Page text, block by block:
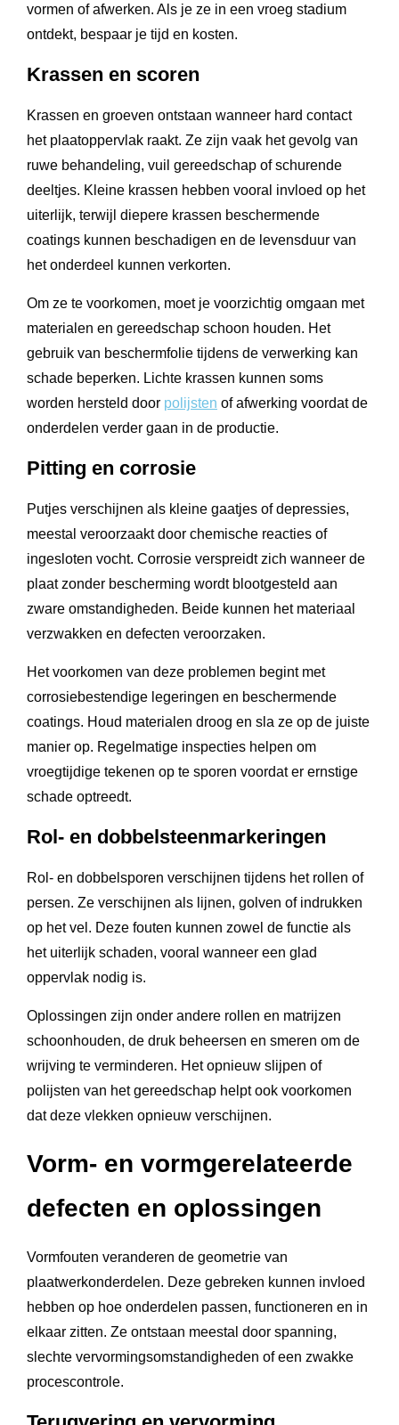
vormen of afwerken. Als je ze in een vroeg stadium
ontdekt, bespaar je tijd en kosten.
Krassen en scoren
Krassen en groeven ontstaan wanneer hard contact
het plaatoppervlak raakt. Ze zijn vaak het gevolg van
ruwe behandeling, vuil gereedschap of schurende
deeltjes. Kleine krassen hebben vooral invloed op het
uiterlijk, terwijl diepere krassen beschermende
coatings kunnen beschadigen en de levensduur van
het onderdeel kunnen verkorten.
Om ze te voorkomen, moet je voorzichtig omgaan met
materialen en gereedschap schoon houden. Het
gebruik van beschermfolie tijdens de verwerking kan
schade beperken. Lichte krassen kunnen soms
worden hersteld door polijsten of afwerking voordat de
onderdelen verder gaan in de productie.
Pitting en corrosie
Putjes verschijnen als kleine gaatjes of depressies,
meestal veroorzaakt door chemische reacties of
ingesloten vocht. Corrosie verspreidt zich wanneer de
plaat zonder bescherming wordt blootgesteld aan
zware omstandigheden. Beide kunnen het materiaal
verzwakken en defecten veroorzaken.
Het voorkomen van deze problemen begint met
corrosiebestendige legeringen en beschermende
coatings. Houd materialen droog en sla ze op de juiste
manier op. Regelmatige inspecties helpen om
vroegtijdige tekenen op te sporen voordat er ernstige
schade optreedt.
Rol- en dobbelsteenmarkeringen
Rol- en dobbelsporen verschijnen tijdens het rollen of
persen. Ze verschijnen als lijnen, golven of indrukken
op het vel. Deze fouten kunnen zowel de functie als
het uiterlijk schaden, vooral wanneer een glad
oppervlak nodig is.
Oplossingen zijn onder andere rollen en matrijzen
schoonhouden, de druk beheersen en smeren om de
wrijving te verminderen. Het opnieuw slijpen of
polijsten van het gereedschap helpt ook voorkomen
dat deze vlekken opnieuw verschijnen.
Vorm- en vormgerelateerde
defecten en oplossingen
Vormfouten veranderen de geometrie van
plaatwerkonderdelen. Deze gebreken kunnen invloed
hebben op hoe onderdelen passen, functioneren en in
elkaar zitten. Ze ontstaan meestal door spanning,
slechte vervormingsomstandigheden of een zwakke
procescontrole.